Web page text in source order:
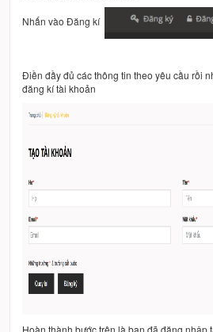
Nhấn vào Đăng kí
Điền đầy đủ các thông tin theo yêu cầu rồi
đăng kí tài khoản
Hoàn thành bước trên là bạn đã đăng nhập